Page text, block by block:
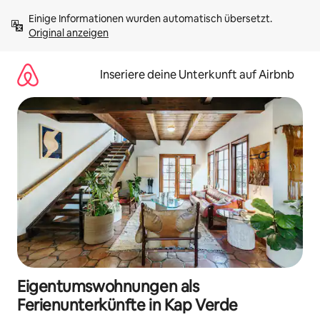
Inhalten
springenOriginal anzeigen
Inseriere deine Unterkunft auf Airbnb
Eigentumswohnungen als
Ferienunterkünfte in Kap Verde